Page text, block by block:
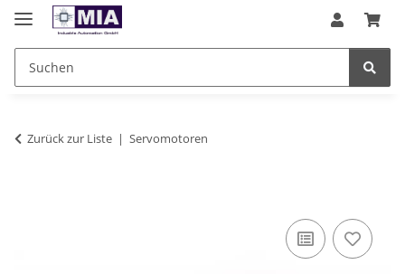
Zurück zur Liste Servomotoren